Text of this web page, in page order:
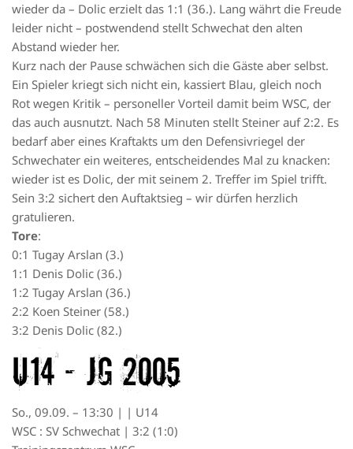
wieder da – Dolic erzielt das 1:1 (36.). Lang währt die Freude
leider nicht – postwendend stellt Schwechat den alten
Abstand wieder her.
Kurz nach der Pause schwächen sich die Gäste aber selbst.
Ein Spieler kriegt sich nicht ein, kassiert Blau, gleich noch
Rot wegen Kritik – personeller Vorteil damit beim WSC, der
das auch ausnutzt. Nach 58 Minuten stellt Steiner auf 2:2. Es
bedarf aber eines Kraftakts um den Defensivriegel der
Schwechater ein weiteres, entscheidendes Mal zu knacken:
wieder ist es Dolic, der mit seinem 2. Treffer im Spiel trifft.
Sein 3:2 sichert den Auftaktsieg – wir dürfen herzlich
gratulieren.
Tore:
0:1 Tugay Arslan (3.)
1:1 Denis Dolic (36.)
1:2 Tugay Arslan (36.)
2:2 Koen Steiner (58.)
3:2 Denis Dolic (82.)
U14 – JG 2005
So., 09.09. – 13:30 | | U14
WSC : SV Schwechat | 3:2 (1:0)